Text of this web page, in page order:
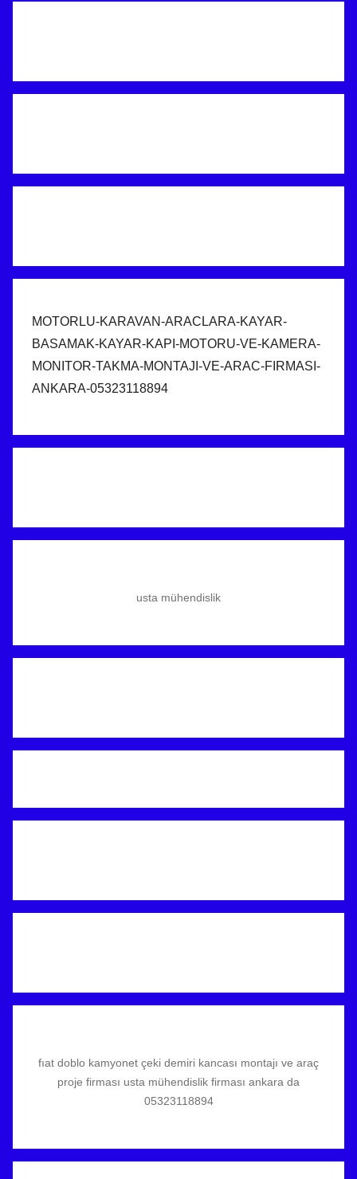
MOTORLU-KARAVAN-ARACLARA-KAYAR-
BASAMAK-KAYAR-KAPI-MOTORU-VE-KAMERA-
MONITOR-TAKMA-MONTAJI-VE-ARAC-FIRMASI-
ANKARA-05323118894
usta mühendislik
fıat doblo kamyonet çeki demiri kancası montajı ve araç
proje firması usta mühendislik firması ankara da
05323118894